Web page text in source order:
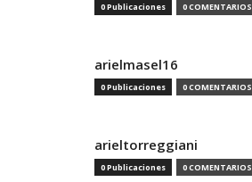
0 Publicaciones 0 COMENTARIOS
arielmasel16
0 Publicaciones 0 COMENTARIOS
arieltorreggiani
0 Publicaciones 0 COMENTARIOS